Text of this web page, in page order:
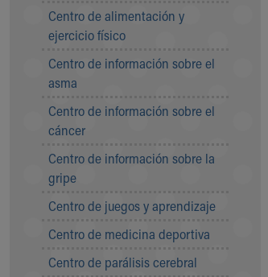
Symptom Checker
Financial Services
Price Estimates
Family Supports
Sports Health Services Provider for Akron Zips
New Parents
Find a Pediatrics Location
MyChart
Make an Appointment
Breastfeeding Medicine
Safe Sleep for Babies
Safe Sleep
Centro de alimentación y
ejercicio físico
Centro de información sobre el
asma
Centro de información sobre el
cáncer
Centro de información sobre la
gripe
Centro de juegos y aprendizaje
Centro de medicina deportiva
Centro de parálisis cerebral